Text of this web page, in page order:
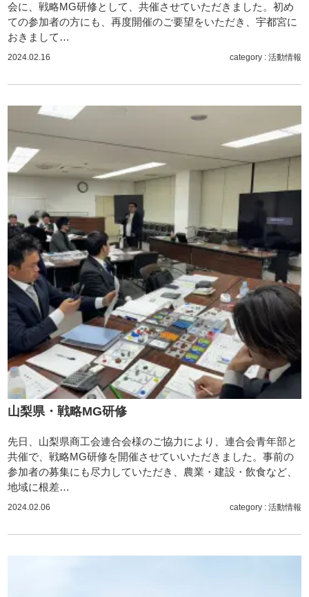
会に、戦略MG研修として、共催させていただきました。初め
ての参加者の方にも、再度開催のご要望をいただき、宇都宮に
おきまして…
2024.02.16 category : 活動情報
山梨県・戦略MG研修
先日、山梨県商工会連合会様のご協力により、連合会青年部と
共催で、戦略MG研修を開催させていいただきました。事前の
参加者の募集にも尽力していただき、農業・建設・飲食など、
地域に根差…
2024.02.06 category : 活動情報